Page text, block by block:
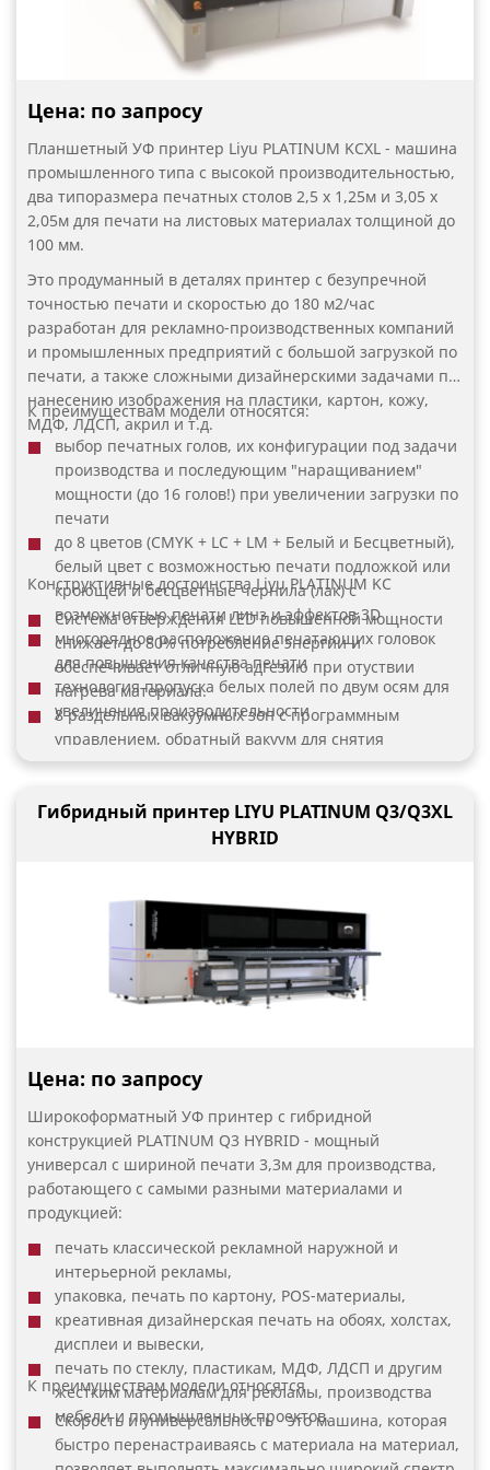
для удобства работы оператора
Цена: по запросу
Планшетный УФ принтер Liyu PLATINUM KCXL - машина
промышленного типа с высокой производительностью,
два типоразмера печатных столов 2,5 х 1,25м и 3,05 х
2,05м для печати на листовых материалах толщиной до
100 мм.
Это продуманный в деталях принтер с безупречной
точностью печати и скоростью до 180 м2/час
разработан для рекламно-производственных компаний
и промышленных предприятий с большой загрузкой по
печати, а также сложными дизайнерскими задачами по
нанесению изображения на пластики, картон, кожу,
МДФ, ЛДСП, акрил и т.д.
К преимуществам модели относятся:
выбор печатных голов, их конфигурации под задачи
производства и последующим "наращиванием"
мощности (до 16 голов!) при увеличении загрузки по
печати
до 8 цветов (СMYK + LC + LM + Белый и Бесцветный),
белый цвет с возможностью печати подложкой или
кроющей и бесцветные чернила (лак) с
возможностью печати линз и эффектов 3D
многорядное расположение печатающих головок
для повышения качества печати
технология пропуска белых полей по двум осям для
увеличения производительности
Конструктивные достоинства Liyu PLATINUM KC
Система отверждения LED повышенной мощности
снижает до 80% потребление энергии и
обеспечивает отличную адгезию при отуствии
нагрева материала.
8 раздельных вакуумных зон с программным
управлением, обратный вакуум для снятия
столе,
Печать в любую сторону для уменьшения времени
том числе при образовании волн, обеспечивает
сохранность печатных голов,
Выносной пульт управления для удобной и
эффективной работы оператора,
Тяжелая конструкция промышленного типа для
Гибридный принтер LIYU PLATINUM Q3/Q3XL
HYBRID
Цена: по запросу
Широкоформатный УФ принтер с гибридной
конструкцией PLATINUM Q3 HYBRID - мощный
универсал с шириной печати 3,3м для производства,
работающего с самыми разными материалами и
продукцией:
печать классической рекламной наружной и
интерьерной рекламы,
упаковка, печать по картону, POS-материалы,
креативная дизайнерская печать на обоях, холстах,
дисплеи и вывески,
печать по стеклу, пластикам, МДФ, ЛДСП и другим
жестким материалам для рекламы, производства
мебели и промышленных проектов.
К преимуществам модели относятся
Скорость и универсальность - это машина, которая
быстро перенастраиваясь с материала на материал,